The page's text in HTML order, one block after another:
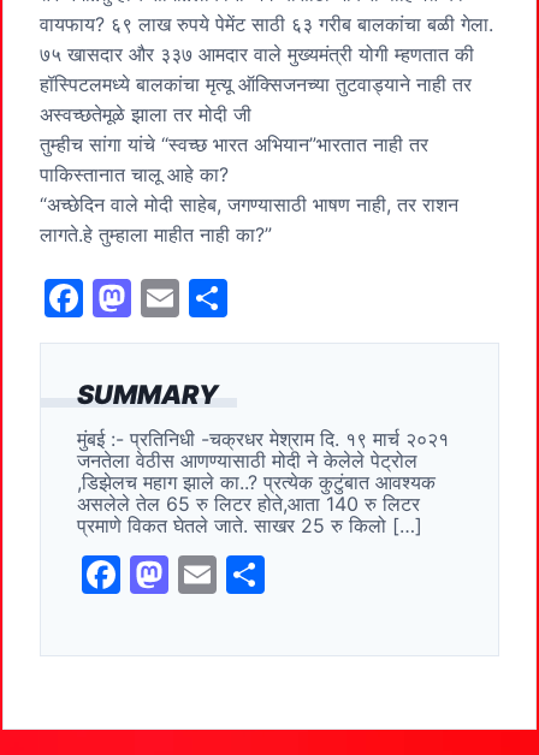
SUMMARY
मुंबई :- प्रतिनिधी -चक्रधर मेश्राम दि. १९ मार्च २०२१
जनतेला वेठीस आणण्यासाठी मोदी ने केलेले पेट्रोल
,डिझेलच महाग झाले का..? प्रत्येक कुटुंबात आवश्यक
असलेले तेल 65 रु लिटर होते,आता 140 रु लिटर
प्रमाणे विकत घेतले जाते. साखर 25 रु किलो […]
F
c
b
M
st
d
E
ai ar
वायफाय? ६९ लाख रुपये पेमेंट साठी ६३ गरीब बालकांचा बळी गेला.
७५ खासदार और ३३७ आमदार वाले मुख्यमंत्री योगी म्हणतात की
हॉस्पिटलमध्ये बालकांचा मृत्यू ऑक्सिजनच्या तुटवाड्याने नाही तर
अस्वच्छतेमूळे झाला तर मोदी जी
तुम्हीच सांगा यांचे “स्वच्छ भारत अभियान”भारतात नाही तर
पाकिस्तानात चालू आहे का?
“अच्छेदिन वाले मोदी साहेब, जगण्यासाठी भाषण नाही, तर राशन
लागते.हे तुम्हाला माहीत नाही का?”
F
a
c
e
b
o
o
k
M
a
st
o
d
o
n
E
m
ai
l
h